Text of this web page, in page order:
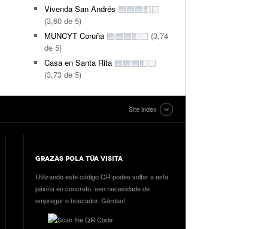
Vivenda San Andrés
(3,60 de 5)
MUNCYT Coruña
(3,74
de 5)
Casa en Santa Rita
(3,73 de 5)
Site index
GRAZAS POLA TÚA VISITA
Utilizando este código QR podes voltar a esta
páxina en concreto, sen necesidade de
empregar o buscador. Gárdao!